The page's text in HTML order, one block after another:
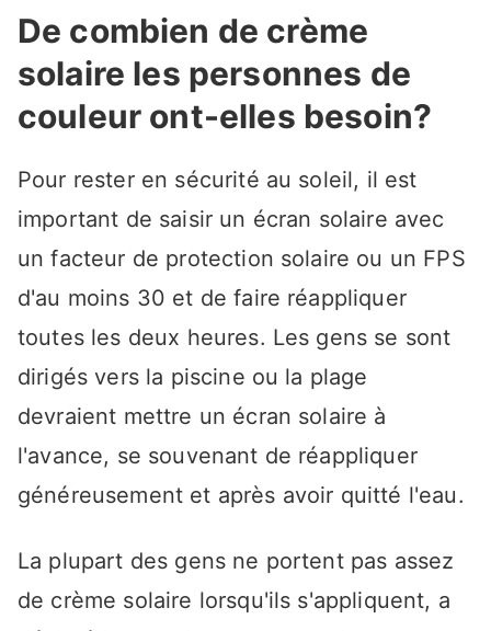
De combien de crème
solaire les personnes de
couleur ont-elles besoin?
Pour rester en sécurité au soleil, il est
important de saisir un écran solaire avec
un facteur de protection solaire ou un FPS
d'au moins 30 et de faire réappliquer
toutes les deux heures. Les gens se sont
dirigés vers la piscine ou la plage
devraient mettre un écran solaire à
l'avance, se souvenant de réappliquer
généreusement et après avoir quitté l'eau.
La plupart des gens ne portent pas assez
de crème solaire lorsqu'ils s'appliquent, a